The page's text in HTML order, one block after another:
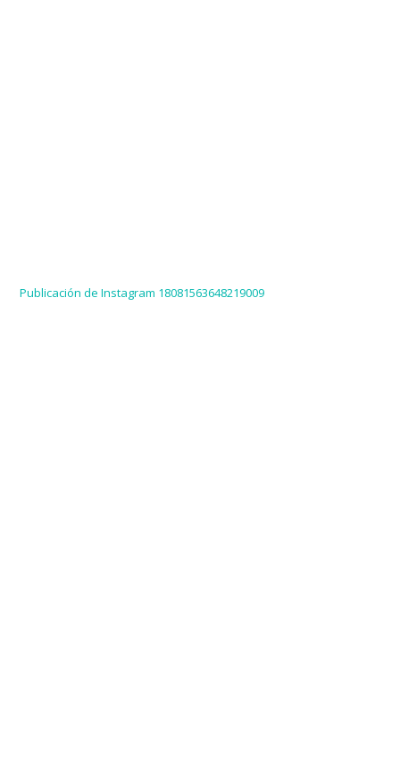
Publicación de Instagram 18081563648219009